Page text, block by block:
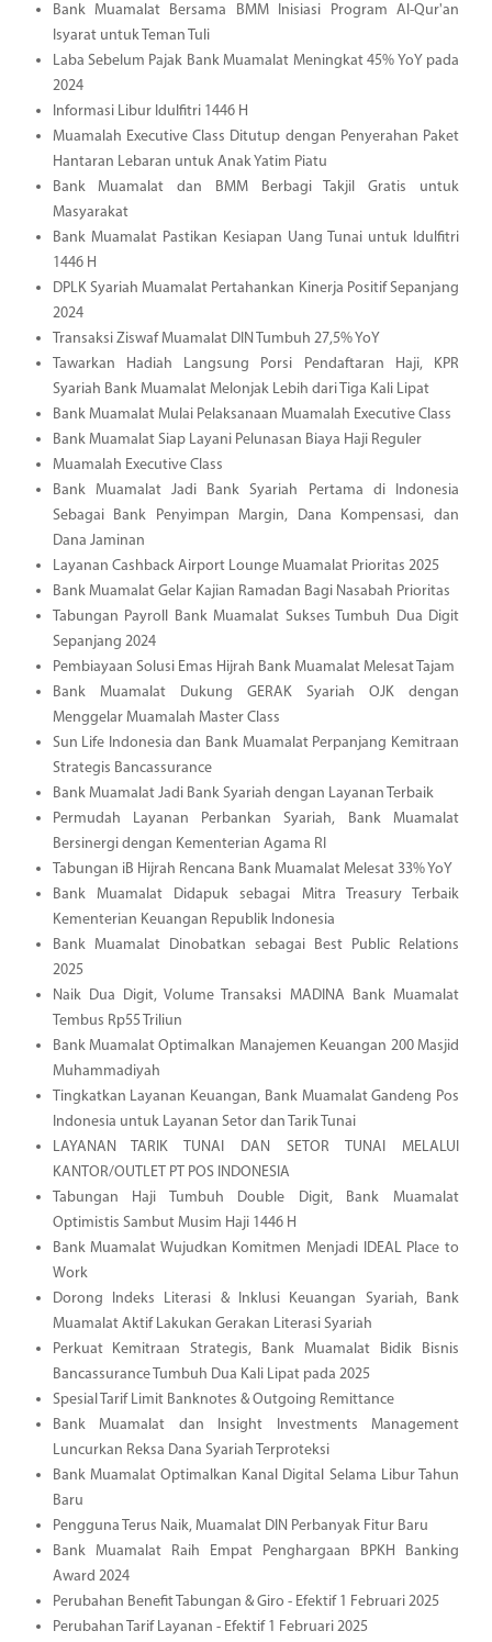
Bank Muamalat Bersama BMM Inisiasi Program Al-Qur'an
Isyarat untuk Teman Tuli
Laba Sebelum Pajak Bank Muamalat Meningkat 45% YoY pada
2024
Informasi Libur Idulfitri 1446 H
Muamalah Executive Class Ditutup dengan Penyerahan Paket
Hantaran Lebaran untuk Anak Yatim Piatu
Bank Muamalat dan BMM Berbagi Takjil Gratis untuk
Masyarakat
Bank Muamalat Pastikan Kesiapan Uang Tunai untuk Idulfitri
1446 H
DPLK Syariah Muamalat Pertahankan Kinerja Positif Sepanjang
2024
Transaksi Ziswaf Muamalat DIN Tumbuh 27,5% YoY
Tawarkan Hadiah Langsung Porsi Pendaftaran Haji, KPR
Syariah Bank Muamalat Melonjak Lebih dari Tiga Kali Lipat
Bank Muamalat Mulai Pelaksanaan Muamalah Executive Class
Bank Muamalat Siap Layani Pelunasan Biaya Haji Reguler
Muamalah Executive Class
Bank Muamalat Jadi Bank Syariah Pertama di Indonesia
Sebagai Bank Penyimpan Margin, Dana Kompensasi, dan
Dana Jaminan
Layanan Cashback Airport Lounge Muamalat Prioritas 2025
Bank Muamalat Gelar Kajian Ramadan Bagi Nasabah Prioritas
Tabungan Payroll Bank Muamalat Sukses Tumbuh Dua Digit
Sepanjang 2024
Pembiayaan Solusi Emas Hijrah Bank Muamalat Melesat Tajam
Bank Muamalat Dukung GERAK Syariah OJK dengan
Menggelar Muamalah Master Class
Sun Life Indonesia dan Bank Muamalat Perpanjang Kemitraan
Strategis Bancassurance
Bank Muamalat Jadi Bank Syariah dengan Layanan Terbaik
Permudah Layanan Perbankan Syariah, Bank Muamalat
Bersinergi dengan Kementerian Agama RI
Tabungan iB Hijrah Rencana Bank Muamalat Melesat 33% YoY
Bank Muamalat Didapuk sebagai Mitra Treasury Terbaik
Kementerian Keuangan Republik Indonesia
Bank Muamalat Dinobatkan sebagai Best Public Relations
2025
Naik Dua Digit, Volume Transaksi MADINA Bank Muamalat
Tembus Rp55 Triliun
Bank Muamalat Optimalkan Manajemen Keuangan 200 Masjid
Muhammadiyah
Tingkatkan Layanan Keuangan, Bank Muamalat Gandeng Pos
Indonesia untuk Layanan Setor dan Tarik Tunai
LAYANAN TARIK TUNAI DAN SETOR TUNAI MELALUI
KANTOR/OUTLET PT POS INDONESIA
Tabungan Haji Tumbuh Double Digit, Bank Muamalat
Optimistis Sambut Musim Haji 1446 H
Bank Muamalat Wujudkan Komitmen Menjadi IDEAL Place to
Work
Dorong Indeks Literasi & Inklusi Keuangan Syariah, Bank
Muamalat Aktif Lakukan Gerakan Literasi Syariah
Perkuat Kemitraan Strategis, Bank Muamalat Bidik Bisnis
Bancassurance Tumbuh Dua Kali Lipat pada 2025
Spesial Tarif Limit Banknotes & Outgoing Remittance
Bank Muamalat dan Insight Investments Management
Luncurkan Reksa Dana Syariah Terproteksi
Bank Muamalat Optimalkan Kanal Digital Selama Libur Tahun
Baru
Pengguna Terus Naik, Muamalat DIN Perbanyak Fitur Baru
Bank Muamalat Raih Empat Penghargaan BPKH Banking
Award 2024
Perubahan Benefit Tabungan & Giro - Efektif 1 Februari 2025
Perubahan Tarif Layanan - Efektif 1 Februari 2025